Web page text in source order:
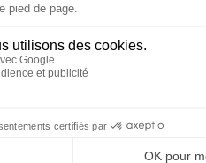
/ les Porsche à moteur avant
, Dominique Stempfel,
/ essai de la Denza Z9 GT /